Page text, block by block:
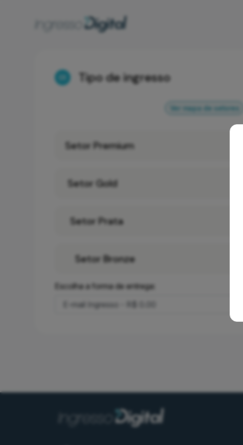
Tipo de ingresso
Ver mapa de setores
Setor Premium
Setor Gold
Setor Prata
Setor Bronze
Escolha a forma de entrega: